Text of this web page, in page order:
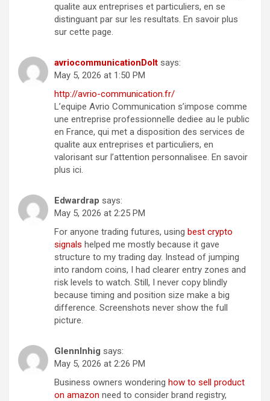
qualite aux entreprises et particuliers, en se
distinguant par sur les resultats. En savoir plus
sur cette page.
avriocommunicationDoIt says:
May 5, 2026 at 1:50 PM
http://avrio-communication.fr/
L’equipe Avrio Communication s’impose comme
une entreprise professionnelle dediee au le public
en France, qui met a disposition des services de
qualite aux entreprises et particuliers, en
valorisant sur l’attention personnalisee. En savoir
plus ici.
Edwardrap says:
May 5, 2026 at 2:25 PM
For anyone trading futures, using best crypto
signals helped me mostly because it gave
structure to my trading day. Instead of jumping
into random coins, I had clearer entry zones and
risk levels to watch. Still, I never copy blindly
because timing and position size make a big
difference. Screenshots never show the full
picture.
GlennInhig says:
May 5, 2026 at 2:26 PM
Business owners wondering how to sell product
on amazon need to consider brand registry,